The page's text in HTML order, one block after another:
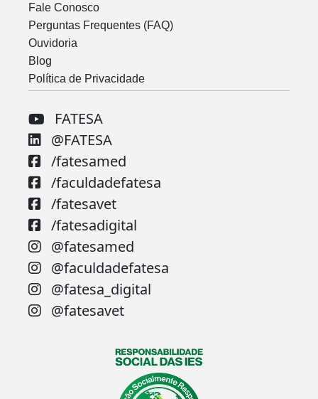
Fale Conosco
Perguntas Frequentes (FAQ)
Ouvidoria
Blog
Política de Privacidade
FATESA
@FATESA
/fatesamed
/faculdadefatesa
/fatesavet
/fatesadigital
@fatesamed
@faculdadefatesa
@fatesa_digital
@fatesavet